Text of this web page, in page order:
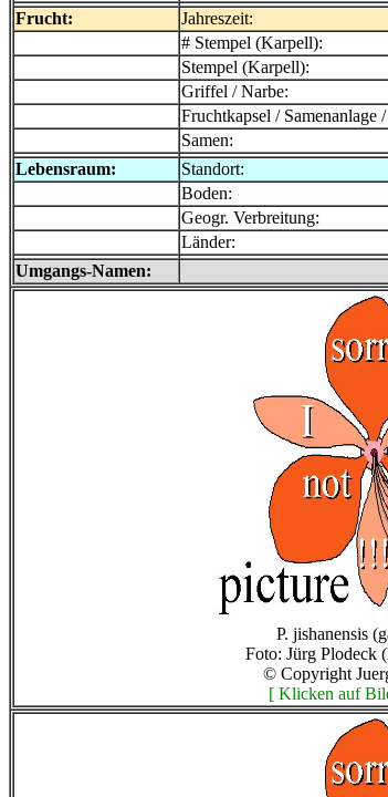
Frucht:
Jahreszeit:
# Stempel (Karpell):
Stempel (Karpell):
Griffel / Narbe:
Fruchtkapsel / Samenanlage
Samen:
Lebensraum:
Standort:
Boden:
Geogr. Verbreitung:
Länder:
Umgangs-Namen:
P. jishanensis
Foto: Jürg Plodeck
© Copyright
[ Klicken auf